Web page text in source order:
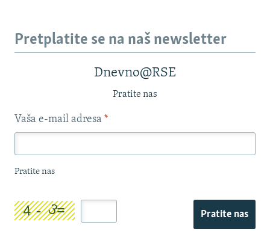
Pretplatite se na naš newsletter
Dnevno@RSE
Pratite nas
Vaša e-mail adresa *
Pratite nas
Pratite nas